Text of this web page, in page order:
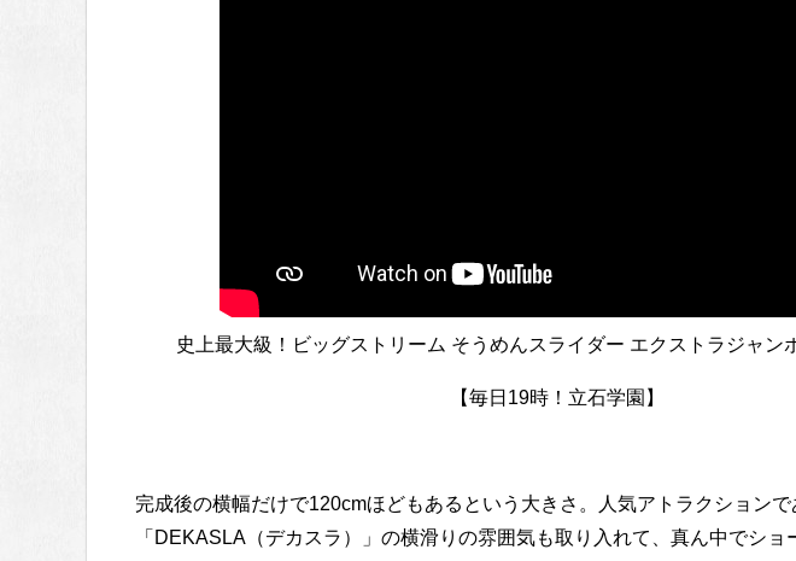
史上最大級！ビッグストリーム そうめんスライダー エクストラジャン
【毎日19時！立石学園】
完成後の横幅だけで120cmほどもあるという大きさ。人気アトラクション
「DEKASLA（デカスラ）」の横滑りの雰囲気も取り入れて、真ん中でショ